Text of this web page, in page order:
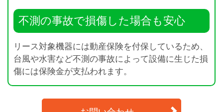
不測の事故で損傷した場合も安心
リース対象機器には動産保険を付保しているため、
台風や水害など不測の事故によって設備に生じた損
傷には保険金が支払われます。